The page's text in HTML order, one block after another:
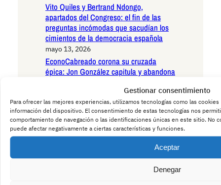
Gestionar consentimiento
Para ofrecer las mejores experiencias, utilizamos tecnologías como las cookies
información del dispositivo. El consentimiento de estas tecnologías nos
comportamiento de navegación o las identificaciones únicas en este sitio. No
puede afectar negativamente a ciertas características y funciones.
Aceptar
Denegar
Vito Quiles y Bertrand Ndongo,
apartados del Congreso: el fin de las
preguntas incómodas que sacudían los
cimientos de la democracia española
mayo 13, 2026
EconoCabreado corona su cruzada
épica: Jon González capitula y abandona
de influencias bancarias para siempre
mayo 13, 2026
Marlaska abucheado en acto de jura de
bandera de la Guardia Civil al recordar a
los agentes fallecidos en Huelva;
confusión semántica en pleno tramo final